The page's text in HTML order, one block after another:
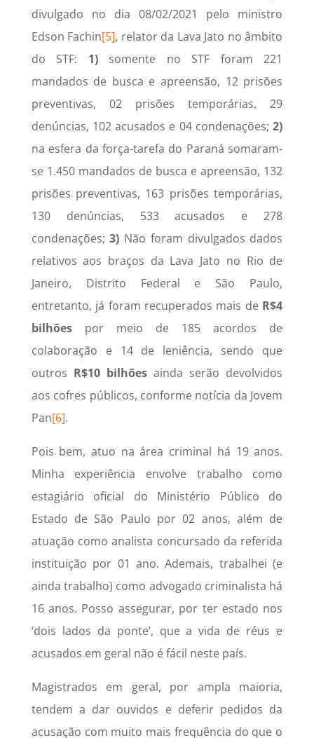
divulgado no dia 08/02/2021 pelo ministro
Edson Fachin[5], relator da Lava Jato no âmbito
do STF: 1)somente no STF foram 221
mandados de busca e apreensão, 12 prisões
preventivas, 02 prisões temporárias, 29
denúncias, 102 acusados e 04 condenações;2)
na esfera da força-tarefa do Paraná somaram-
se 1.450 mandados de busca e apreensão, 132
prisões preventivas, 163 prisões temporárias,
130 denúncias, 533 acusados e 278
condenações;3) Não foram divulgados dados
relativos aos braços da Lava Jato no Rio de
Janeiro, Distrito Federal e São Paulo,
entretanto, já foram recuperados mais de R$4
bilhõespor meio de 185 acordos de
colaboração e 14 de leniência, sendo que
outros R$10 bilhõesainda serão devolvidos
aos cofres públicos, conforme notícia da Jovem
Pan[6].
Pois bem, atuo na área criminal há 19 anos.
Minha experiência envolve trabalho como
estagiário oficial do Ministério Público do
Estado de São Paulo por 02 anos, além de
atuação como analista concursado da referida
instituição por 01 ano. Ademais, trabalhei (e
ainda trabalho) como advogado criminalista há
16 anos. Posso assegurar, por ter estado nos
‘dois lados da ponte’, que a vida de réus e
acusados em geral não é fácil neste país.
Magistrados em geral, por ampla maioria,
tendem a dar ouvidos e deferir pedidos da
acusação com muito mais frequência do que o